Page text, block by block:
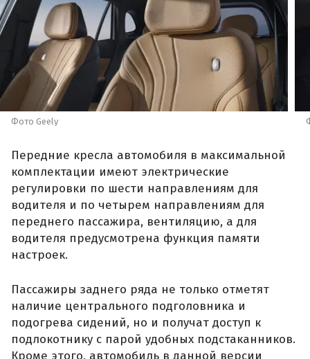
Фото Geely
Передние кресла автомобиля в максимальной
комплектации имеют электрические
регулировки по шести направлениям для
водителя и по четырем направлениям для
переднего пассажира, вентиляцию, а для
водителя предусмотрена функция памяти
настроек.
Пассажиры заднего ряда не только отметят
наличие центрального подголовника и
подогрева сидений, но и получат доступ к
подлокотнику с парой удобных подстаканников.
Кроме этого, автомобиль в данной версии